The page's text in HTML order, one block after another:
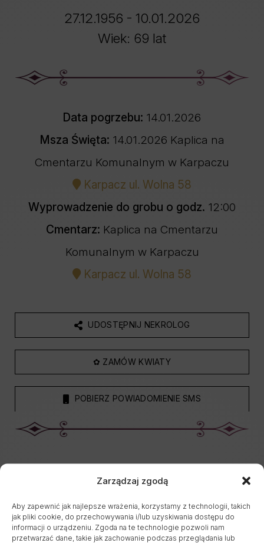
Zarządzaj zgodą
Aby zapewnić jak najlepsze wrażenia, korzystamy z technologii, takich
jak pliki cookie, do przechowywania i/lub uzyskiwania dostępu do
informacji o urządzeniu. Zgoda na te technologie pozwoli nam
przetwarzać dane, takie jak zachowanie podczas przeglądania lub
27.12.1956 - 10.01.2026
Wiek: 69 lat
Data pogrzebu: 14.01.2026
Msza Święta: 14.01.2026 Kaplica na
Cmentarzu Komunalnym w Karpaczu
Karpacz ul. Wolna 58
Wyprowadzenie do grobu o godz. 12:00
Cmentarz: Kaplica na Cmentarzu
Komunalnym w Karpaczu
Karpacz ul. Wolna 58
UDOSTĘPNIJ NEKROLOG
✿ ZAMÓW KWIATY
POBIERZ POWIADOMIENIE SMS
Kondolencje
DODAJ KONDOLENCJE